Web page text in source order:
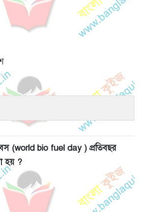
(world bio fuel day ) প্রতিবছর
হয় ?